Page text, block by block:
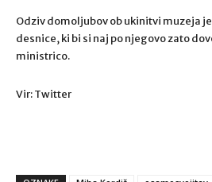
Odziv domoljubov ob ukinitvi muzeja
desnice, ki bi si naj po njegovo zato
ministrico.
Vir: Twitter